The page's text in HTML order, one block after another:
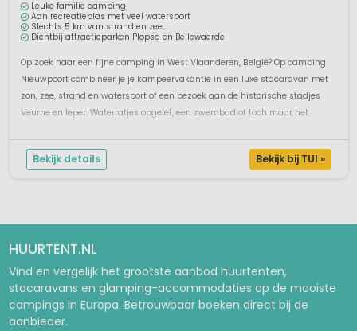
Leuke familie camping
Aan recreatieplas met veel watersport
Slechts 5 km van strand en zee
Dichtbij attractieparken Plopsa en Bellewaerde
Op zoek naar een fijne camping in West Vlaanderen, België? Op camping
Nieuwpoort combineer je je kampeervakantie in een luxe stacaravan met
zon, zee, strand en watersport of een bezoek aan de historische stadjes
Veurne en Ieper. Waterratjes opgelet, een zwembad of toch maar het
Bekijk details Bekijk bij TUI »
HUURTENT.NL
Vind en vergelijk het grootste aanbod huurtenten,
stacaravans en glamping-accommodaties op de mooiste
campings in Europa. Betrouwbaar boeken direct bij de
aanbieder.